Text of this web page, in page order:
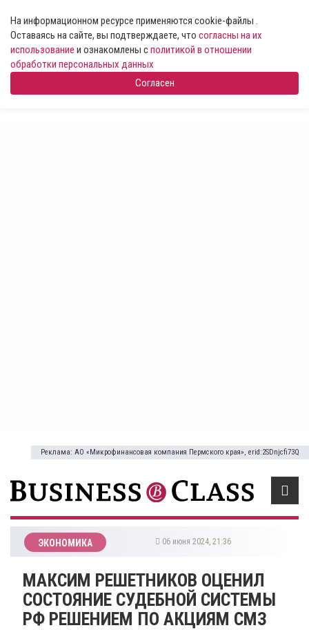
На информационном ресурсе применяются cookie-файлы .
Оставаясь на сайте, вы подтверждаете, что согласны на их
использование и ознакомлены сполитикой в отношении
обработки персональных данных
Согласен
Реклама: АО «Микрофинансовая компания Пермского края», erid:2SDnjcfi73Q
ЭКОНОМИКА 06 июня 2024, 21:36
​МАКСИМ РЕШЕТНИКОВ ОЦЕНИЛ
СОСТОЯНИЕ СУДЕБНОЙ СИСТЕМЫ
РФ РЕШЕНИЕМ ПО АКЦИЯМ СМЗ